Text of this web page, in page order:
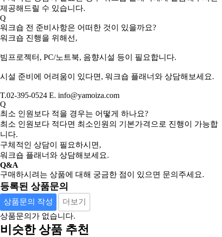
제공해드릴 수 있습니다.
Q
워크숍 전 준비사항은 어떠한 것이 있을까요?
워크숍 진행을 위해선,
빔프로젝터, PC/노트북, 음향시설 등이 필요합니다.
시설 준비에 어려움이 있다면, 워크숍 플래너와 상담해보세요.
T.02-395-0524 E. info@yamoiza.com
Q
최소 인원보다 적을 경우는 어떻게 하나요?
최소 인원보다 적다면 최소인원의 기본가격으로 진행이 가능합
니다.
구체적인 상담이 필요하시면,
워크숍 플래너와 상담해보세요.
Q&A
구매하시려는 상품에 대해 궁금한 점이 있으면 문의주세요.
등록된 상품문의
상품문의 작성
더보기
상품문의가 없습니다.
비슷한 상품 추천